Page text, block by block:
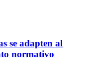
se adapten al
normativo